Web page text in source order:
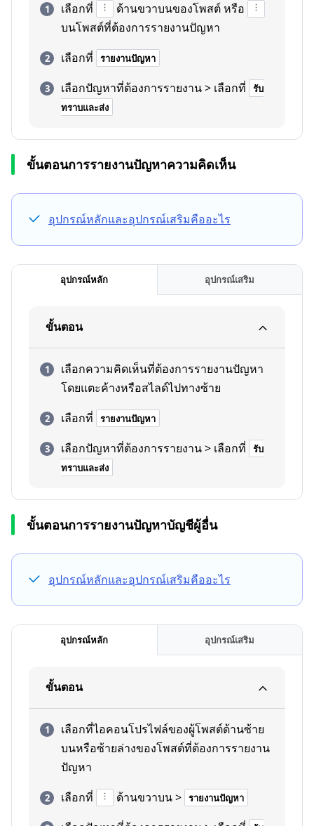
เลือกที่
ด้านขวาบนของโพสต์ หรือ
บนโพสต์ที่ต้องการรายงานปัญหา
เลือกที่
รายงานปัญหา
เลือกปัญหาที่ต้องการรายงาน > เลือกที่
รับ
ทราบและส่ง
ขั้นตอนการรายงานปัญหาความคิดเห็น
อุปกรณ์หลักและอุปกรณ์เสริมคืออะไร
อุปกรณ์หลัก อุปกรณ์เสริม
ขั้นตอน
เลือกความคิดเห็นที่ต้องการรายงานปัญหา
โดยแตะค้างหรือสไลด์ไปทางซ้าย
เลือกที่
รายงานปัญหา
เลือกปัญหาที่ต้องการรายงาน > เลือกที่
รับ
ทราบและส่ง
ขั้นตอนการรายงานปัญหาบัญชีผู้อื่น
อุปกรณ์หลักและอุปกรณ์เสริมคืออะไร
อุปกรณ์หลัก อุปกรณ์เสริม
ขั้นตอน
เลือกที่ไอคอนโปรไฟล์ของผู้โพสต์ด้านซ้าย
บนหรือซ้ายล่างของโพสต์ที่ต้องการรายงาน
ปัญหา
เลือกที่
ด้านขวาบน > รายงานปัญหา